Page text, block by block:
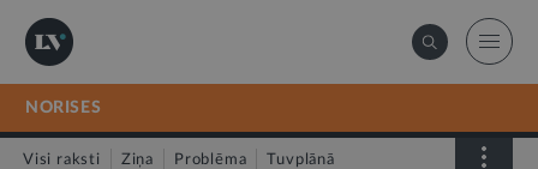
NORISES
Visi raksti Ziņa Problēma Tuvplānā